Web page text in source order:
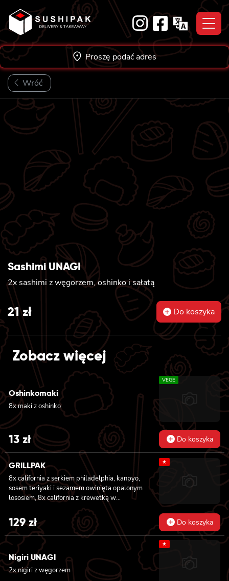
content
Proszę podać adres
Wróć
Sashimi UNAGI
2x sashimi z węgorzem, oshinko i sałatą
21zł Do koszyka
Zobacz więcej
Oshinkomaki
8x maki z oshinko
VEGE
13 zł Do koszyka
GRILLPAK
8x california z serkiem philadelphia, kanpyo,
sosem teriyaki i sezamem owinięta opalonym
łososiem, 8x california z krewetką w
tempurze, majonezem lekko pikantnym,
ogórkiem, sezamem i masago, 6x futomaki z
pieczonym łososiem, serkiem philadelphia,
awokado, ogórkiem, kanpyo i sałatą, sosem
teriyaki i sezamem, 6x futomaki z surimi,
kanpyo i ogórkiem, 6x futomaki z krewetką w
tempurze, ogórkiem, sałatą i majonezem
lekko pikantnym, 8x maki z ogórkiem
★
129zł Do koszyka
Nigiri UNAGI
2x nigiri z węgorzem
★